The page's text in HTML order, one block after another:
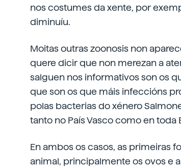
nos costumes da xente, por
diminuíu.
Moitas outras zoonosis non
quere dicir que non merezan a
salguen nos informativos son os
que son os que máis infeccións
polas bacterias do xénero
tanto no País Vasco como en toda
En ambos os casos, as primeiras
animal, principalmente os ovos e